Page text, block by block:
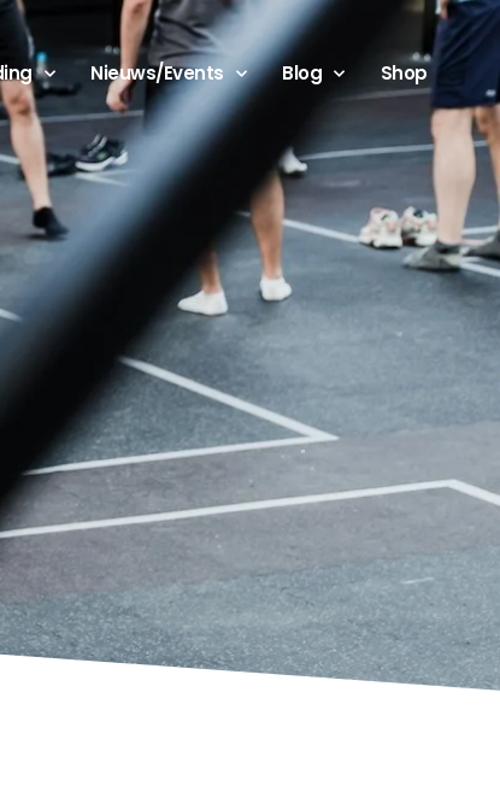
Nieuws/Events Blog Shop